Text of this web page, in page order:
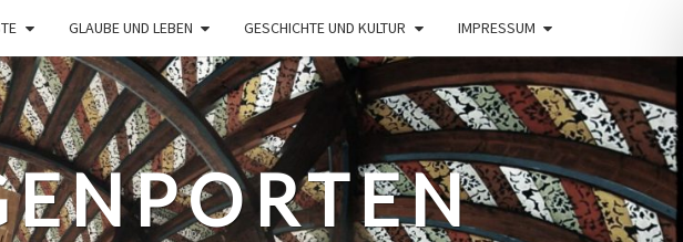
GLAUBE UND LEBEN GESCHICHTE UND KULTUR IMPRESSUM